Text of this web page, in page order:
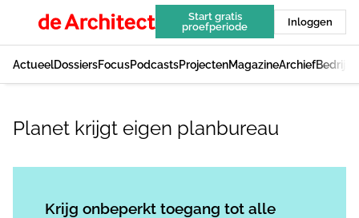
Start gratis
proefperiode
Inloggen
ActueelDossiersFocusPodcastsProjectenMagazineArchief
Planet krijgt eigen planbureau
Krijg onbeperkt toegang tot alle